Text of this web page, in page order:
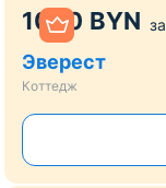
1000 BYN за
Эверест
Коттедж